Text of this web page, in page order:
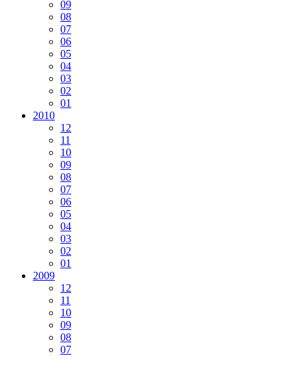
09
08
07
06
05
04
03
02
01
2010
12
11
10
09
08
07
06
05
04
03
02
01
2009
12
11
10
09
08
07